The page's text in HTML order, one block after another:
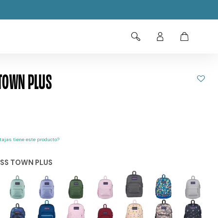
PLUS
tiene este producto?
TOWN PLUS